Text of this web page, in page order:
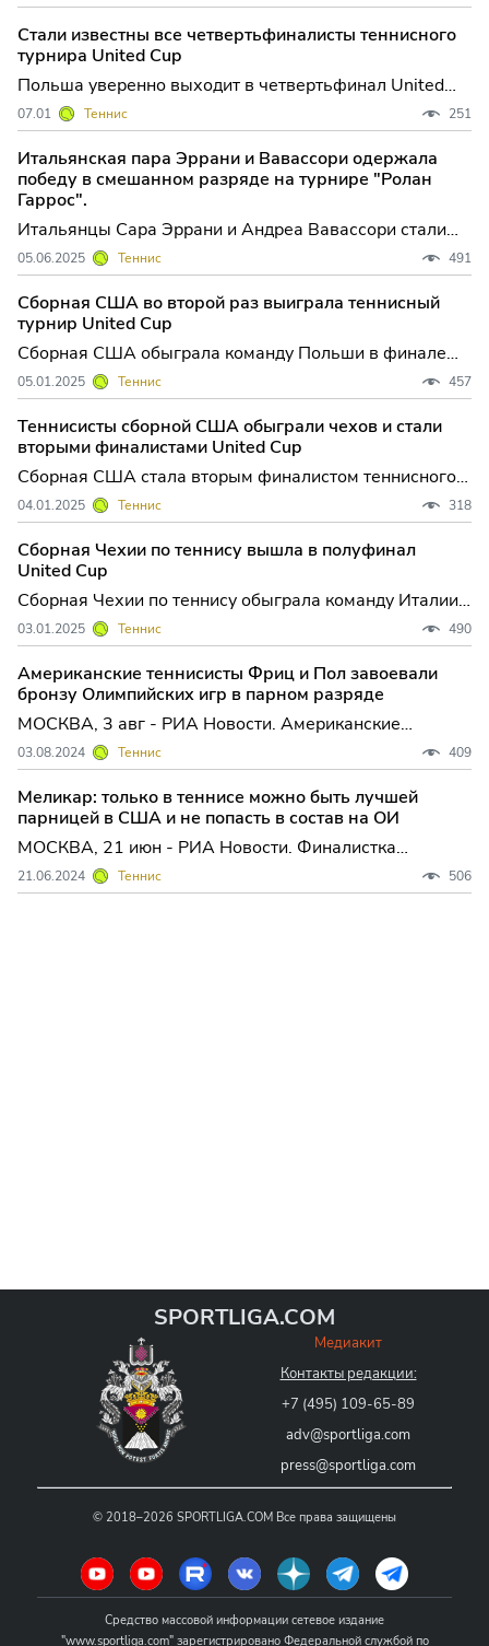
престижного United Cup. Эта победа не только
открывает для Польши путь к титулу, но и
подчеркивает растущий ст
Стали известны все четвертьфиналисты теннисного
турнира United Cup
Польша уверенно выходит в четвертьфинал United
Cup, определились все участники плей-офф турнира в
Австралии В австралийском Сиднее завершился
групповой этап престижного командного турнира
United Cup, и теперь известны все сборные, которые
продолжа
07.01 Теннис 251
Итальянская пара Эррани и Вавассори одержала
победу в смешанном разряде на турнире "Ролан
Гаррос".
Итальянцы Сара Эррани и Андреа Вавассори стали
победителями проходящего на грунтовых кортах
Парижа Открытого чемпионата Франции по теннису в
миксте. В четверг в финальном...
05.06.2025 Теннис 491
Сборная США во второй раз выиграла теннисный
турнир United Cup
Сборная США обыграла команду Польши в финале
теннисного турнира United Cup в Австралии, призовой
фонд которого составляет 11 миллионов долларов.
Американцы досрочно обыгр...
05.01.2025 Теннис 457
Теннисисты сборной США обыграли чехов и стали
вторыми финалистами United Cup
Сборная США стала вторым финалистом теннисного
турнира United Cup в Австралии, призовой фонд
которого составляет 11 миллионов долларов. В
полуфинальном матче американцы п...
04.01.2025 Теннис 318
Сборная Чехии по теннису вышла в полуфинал
United Cup
Сборная Чехии по теннису обыграла команду Италии
в четвертьфинале проходящего в Австралии турнира
United Cup, призовой фонд которого составляет 11
миллионов долларов. Сбо...
03.01.2025 Теннис 490
Американские теннисисты Фриц и Пол завоевали
бронзу Олимпийских игр в парном разряде
МОСКВА, 3 авг - РИА Новости. Американские
теннисисты Тейлор Фриц и Томми Пол стали
бронзовыми призерами парного турнира на
Олимпийских играх в Париже. В субботу Фриц и Пол
одержали победу над чехами ...
03.08.2024 Теннис 409
Меликар: только в теннисе можно быть лучшей
парницей в США и не попасть в состав на ОИ
МОСКВА, 21 июн - РИА Новости. Финалистка
Уимблдона и US Open в парном разряде американка
Николь Меликар-Мартинес заявила, что не согласна
21.06.2024 Теннис 506
SPORTLIGA.COM
Медиакит
Контакты редакции:
+7 (495) 109-65-89
adv@sportliga.com
press@sportliga.com
© 2018–2026 SPORTLIGA.COM Все права защищены
Средство массовой информации сетевое издание
"www.sportliga.com" зарегистрировано Федеральной службой по